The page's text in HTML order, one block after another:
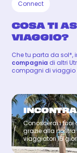
Connect
COSA TI
VIAGGIO?
Che tu parta da sol*,
compagnia di altri
compagni di viaggio
Conoscerai i
grazie alla nostra
viaggiatori 15
Coach
SANTOS